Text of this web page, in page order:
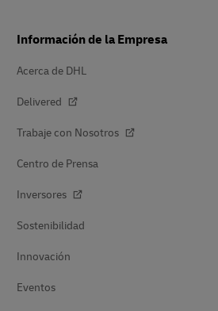
Información de la Empresa
Acerca de DHL
Delivered
Trabaje con Nosotros
Centro de Prensa
Inversores
Sostenibilidad
Innovación
Eventos